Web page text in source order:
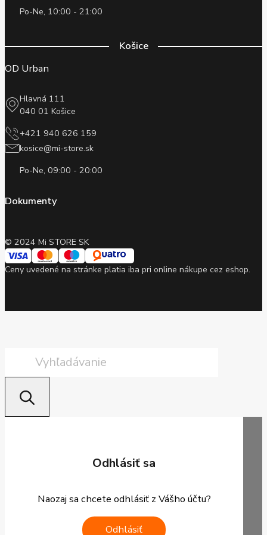
Po-Ne, 10:00 - 21:00
Košice
OD Urban
Hlavná 111
040 01 Košice
+421 940 626 159
kosice@mi-store.sk
Po-Ne, 09:00 - 20:00
Dokumenty
© 2024 Mi STORE SK
Ceny uvedené na stránke platia iba pri online nákupe cez eshop.
Odhlásiť sa
Naozaj sa chcete odhlásiť z Vášho účtu?
Odhlásiť